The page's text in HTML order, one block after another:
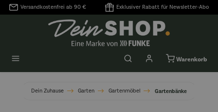
springen
Versandkostenfrei ab 90 € Exklusiver Rabatt für Newsletter-Abo
Warenkorb
Dein Zuhause Garten Gartenmöbel Gartenbänke